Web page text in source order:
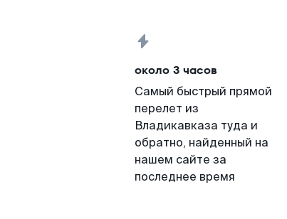
около 3 часов
Самый быстрый прямой
перелет из
Владикавказа туда и
обратно, найденный на
нашем сайте за
последнее время